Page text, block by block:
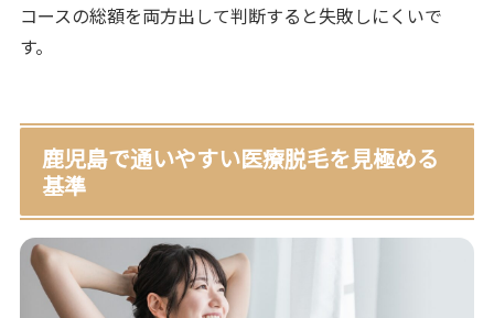
コースの総額を両方出して判断すると失敗しにくいで
す。
鹿児島で通いやすい医療脱毛を見極める
基準